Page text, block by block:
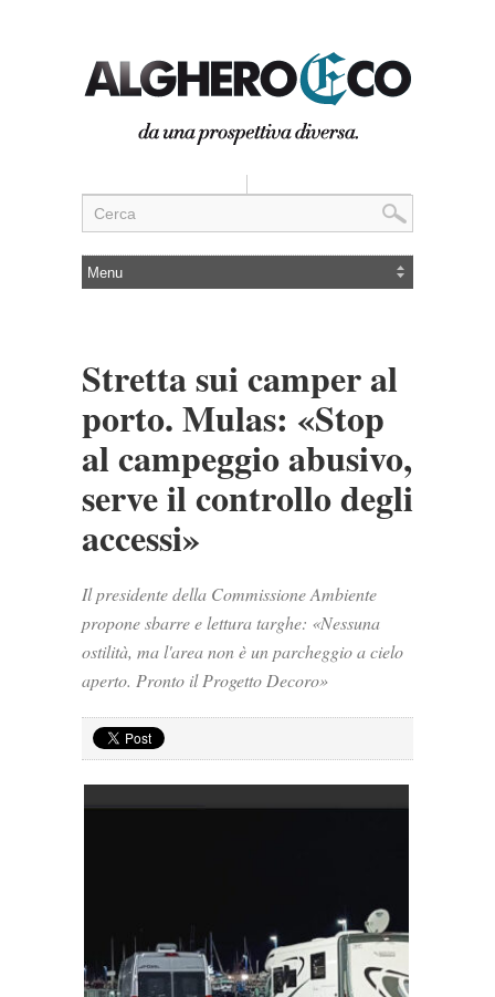
Stretta sui camper al
porto. Mulas: «Stop
al campeggio abusivo,
serve il controllo degli
accessi»
Il presidente della Commissione Ambiente
propone sbarre e lettura targhe: «Nessuna
ostilità, ma l'area non è un parcheggio a cielo
aperto. Pronto il Progetto Decoro»